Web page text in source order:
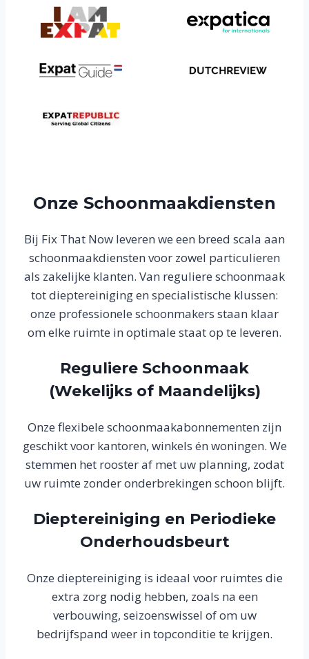
Onze Schoonmaakdiensten
Bij Fix That Now leveren we een breed scala aan
schoonmaakdiensten voor zowel particulieren
als zakelijke klanten. Van reguliere schoonmaak
tot dieptereiniging en specialistische klussen:
onze professionele schoonmakers staan klaar
om elke ruimte in optimale staat op te leveren.
Reguliere Schoonmaak
(Wekelijks of Maandelijks)
Onze flexibele schoonmaakabonnementen zijn
geschikt voor kantoren, winkels én woningen. We
stemmen het rooster af met uw planning, zodat
uw ruimte zonder onderbrekingen schoon blijft.
Dieptereiniging en Periodieke
Onderhoudsbeurt
Onze dieptereiniging is ideaal voor ruimtes die
extra zorg nodig hebben, zoals na een
verbouwing, seizoenswissel of om uw
bedrijfspand weer in topconditie te krijgen.